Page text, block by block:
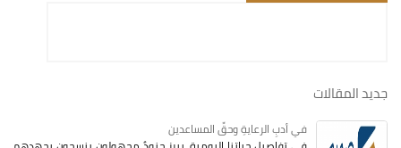
جديد المقالات
في أدبِ الرعايةِ وحقِّ المساعدين